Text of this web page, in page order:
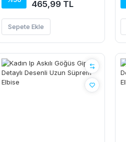
465,99 TL
Sepete Ekle